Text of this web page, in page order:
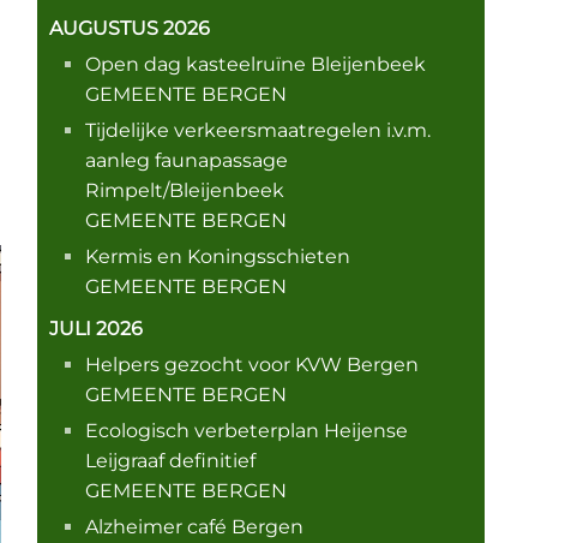
AUGUSTUS 2026
Open dag kasteelruïne Bleijenbeek
GEMEENTE BERGEN
Tijdelijke verkeersmaatregelen i.v.m.
aanleg faunapassage
Rimpelt/Bleijenbeek
GEMEENTE BERGEN
Kermis en Koningsschieten
GEMEENTE BERGEN
JULI 2026
Helpers gezocht voor KVW Bergen
GEMEENTE BERGEN
Ecologisch verbeterplan Heijense
Leijgraaf definitief
GEMEENTE BERGEN
Alzheimer café Bergen